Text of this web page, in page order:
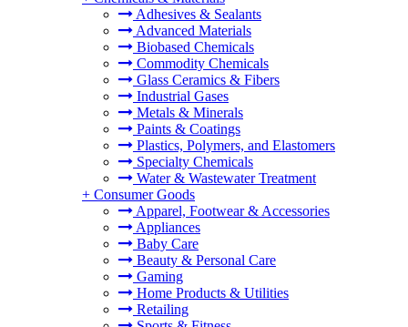
Adhesives & Sealants
Advanced Materials
Biobased Chemicals
Commodity Chemicals
Glass Ceramics & Fibers
Industrial Gases
Metals & Minerals
Paints & Coatings
Plastics, Polymers, and Elastomers
Specialty Chemicals
Water & Wastewater Treatment
+ Consumer Goods
Apparel, Footwear & Accessories
Appliances
Baby Care
Beauty & Personal Care
Gaming
Home Products & Utilities
Retailing